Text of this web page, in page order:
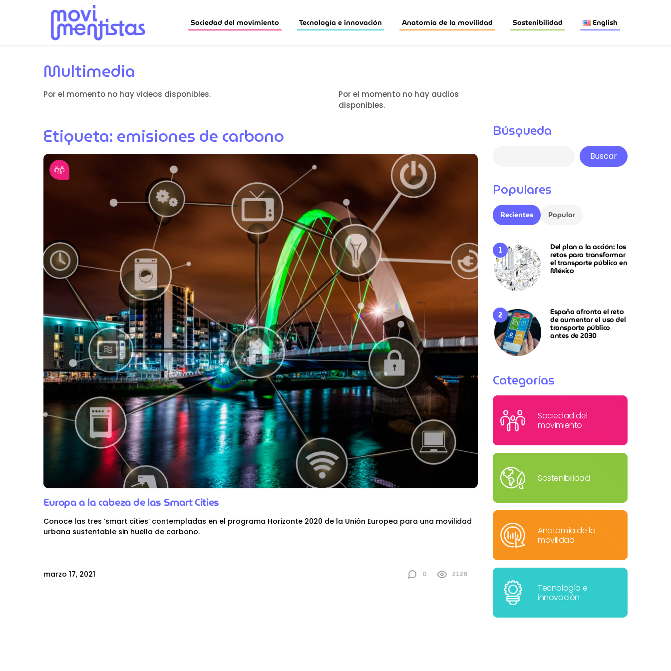
Sociedad del movimiento Tecnología e innovación Anatomía de la movilidad Sostenibilidad English
Multimedia
Por el momento no hay videos disponibles.
Por el momento no hay audios
disponibles.
Etiqueta:emisiones de carbono
Europa a la cabeza de las Smart Cities
Conoce las tres ‘smart cities’ contempladas en el programa Horizonte 2020 de la Unión Europea para una movilidad
urbana sustentable sin huella de carbono.
marzo 17, 2021 0 2128
Búsqueda
Buscar
Populares
Recientes Popular
Del plan a la acción: los
retos para transformar
el transporte público en
México
España afronta el reto
de aumentar el uso del
transporte público
antes de 2030
Categorías
Sociedad del
movimiento
Sostenibilidad
Anatomía de la
movilidad
Tecnología e
innovación